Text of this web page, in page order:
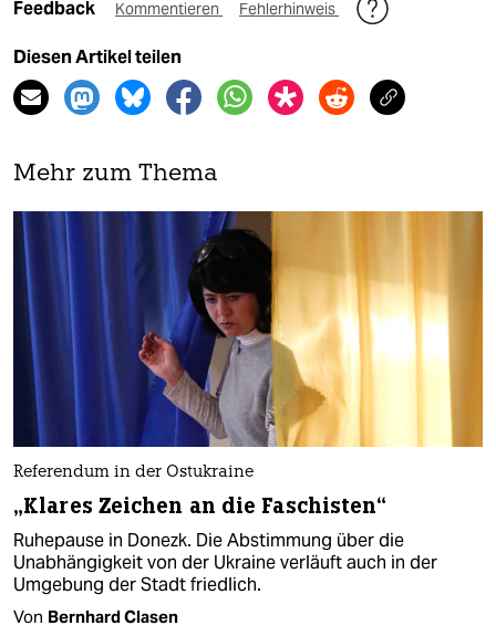
Feedback Kommentieren Fehlerhinweis
Diesen Artikel teilen
Mehr zum Thema
Referendum in der Ostukraine
„Klares Zeichen an die Faschisten“
Ruhepause in Donezk. Die Abstimmung über die
Unabhängigkeit von der Ukraine verläuft auch in der
Umgebung der Stadt friedlich.
Von Bernhard Clasen